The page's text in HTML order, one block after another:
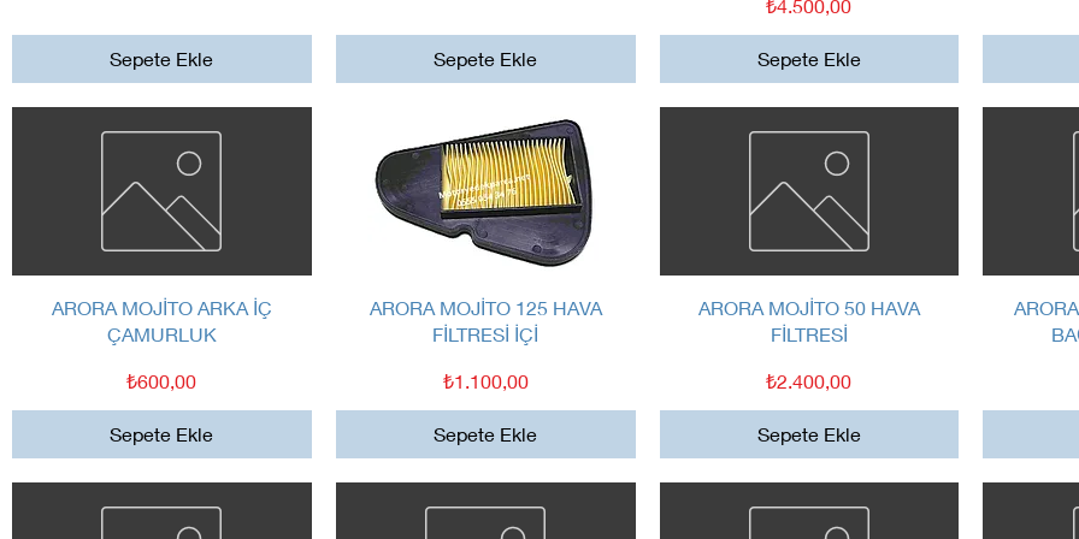
Sepete Ekle Sepete Ekle
Fiyat
₺4.500,00
Sepete Ekle
Hızlı Bakış
ARORA MOJİTO ARKA İÇ
ÇAMURLUK
Fiyat
₺600,00
Sepete Ekle
Hızlı Bakış
ARORA MOJİTO 125 HAVA
FİLTRESİ İÇİ
Fiyat
₺1.100,00
Sepete Ekle
Hızlı Bakış
ARORA MOJİTO 50 HAVA
FİLTRESİ
Fiyat
₺2.400,00
Sepete Ekle